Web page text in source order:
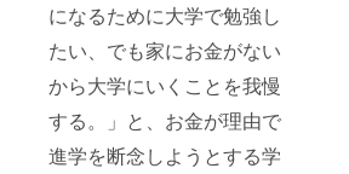
になるために大学で勉強し
たい、でも家にお金がない
から大学にいくことを我慢
する。」と、お金が理由で
進学を断念しようとする学